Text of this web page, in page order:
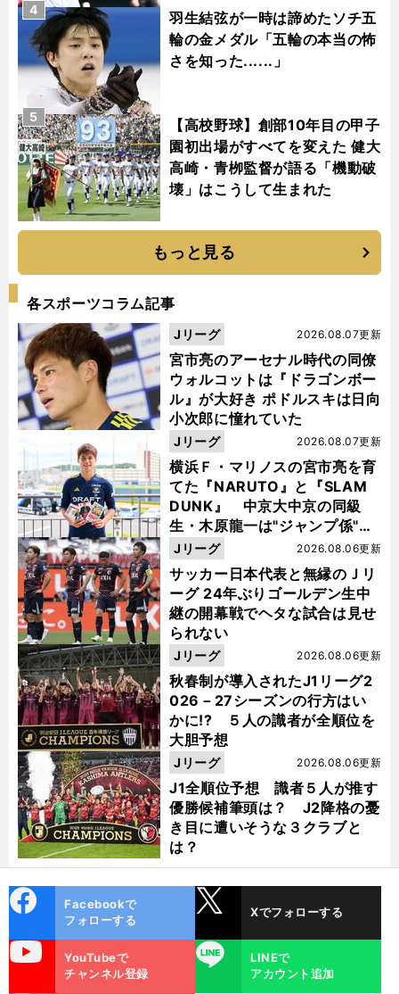
羽生結弦が一時は諦めたソチ五
輪の金メダル「五輪の本当の怖
さを知った......」
4
【高校野球】創部10年目の甲子
園初出場がすべてを変えた 健大
高崎・青栁監督が語る「機動破
壊」はこうして生まれた
5
もっと見る
各スポーツコラム記事
宮市亮のアーセナル時代の同僚
ウォルコットは『ドラゴンボー
ル』が大好き ポドルスキは日向
小次郎に憧れていた
2026.08.07更新
Jリーグ
横浜Ｆ・マリノスの宮市亮を育
てた『NARUTO』と『SLAM
DUNK』 中京大中京の同級
生・木原龍一は"ジャンプ係"だ
った
2026.08.07更新
Jリーグ
サッカー日本代表と無縁のＪリ
ーグ 24年ぶりゴールデン生中
継の開幕戦でヘタな試合は見せ
られない
2026.08.06更新
Jリーグ
秋春制が導入されたJ1リーグ2
026－27シーズンの行方はい
かに!? ５人の識者が全順位を
大胆予想
2026.08.06更新
Jリーグ
J1全順位予想 識者５人が推す
優勝候補筆頭は？ J2降格の憂
き目に遭いそうな３クラブと
は？
2026.08.06更新
Jリーグ
ok
Facebookで
フォローする
Xでフォローする
YouTubeで
チャンネル登録
LINE
LINEで
アカウント追加